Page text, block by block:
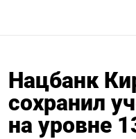
Нацбанк
сохранил
на уровне